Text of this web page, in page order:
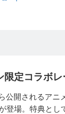
限定コラボ
公開されるア
登場。特典と